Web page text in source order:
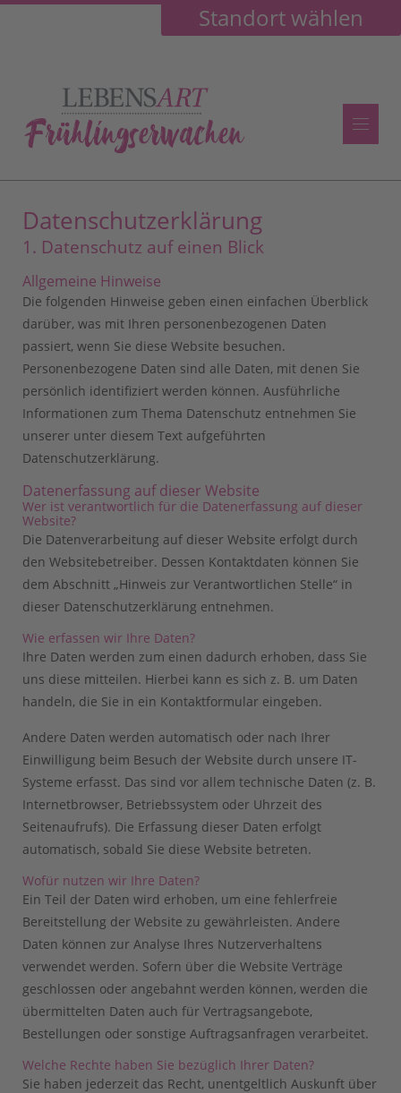
Standort wählen
Datenschutz­erklärung
1. Datenschutz auf einen Blick
Allgemeine Hinweise
Die folgenden Hinweise geben einen einfachen Überblick
darüber, was mit Ihren personenbezogenen Daten
passiert, wenn Sie diese Website besuchen.
Personenbezogene Daten sind alle Daten, mit denen Sie
persönlich identifiziert werden können. Ausführliche
Informationen zum Thema Datenschutz entnehmen Sie
unserer unter diesem Text aufgeführten
Datenschutzerklärung.
Datenerfassung auf dieser Website
Wer ist verantwortlich für die Datenerfassung auf dieser
Website?
Die Datenverarbeitung auf dieser Website erfolgt durch
den Websitebetreiber. Dessen Kontaktdaten können Sie
dem Abschnitt „Hinweis zur Verantwortlichen Stelle“ in
dieser Datenschutzerklärung entnehmen.
Wie erfassen wir Ihre Daten?
Ihre Daten werden zum einen dadurch erhoben, dass Sie
uns diese mitteilen. Hierbei kann es sich z. B. um Daten
handeln, die Sie in ein Kontaktformular eingeben.
Andere Daten werden automatisch oder nach Ihrer
Einwilligung beim Besuch der Website durch unsere IT-
Systeme erfasst. Das sind vor allem technische Daten (z. B.
Internetbrowser, Betriebssystem oder Uhrzeit des
Seitenaufrufs). Die Erfassung dieser Daten erfolgt
automatisch, sobald Sie diese Website betreten.
Wofür nutzen wir Ihre Daten?
Ein Teil der Daten wird erhoben, um eine fehlerfreie
Bereitstellung der Website zu gewährleisten. Andere
Daten können zur Analyse Ihres Nutzerverhaltens
verwendet werden. Sofern über die Website Verträge
geschlossen oder angebahnt werden können, werden die
übermittelten Daten auch für Vertragsangebote,
Bestellungen oder sonstige Auftragsanfragen verarbeitet.
Welche Rechte haben Sie bezüglich Ihrer Daten?
Sie haben jederzeit das Recht, unentgeltlich Auskunft über